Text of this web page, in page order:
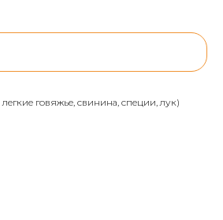
легкие говяжье, свинина, специи, лук)